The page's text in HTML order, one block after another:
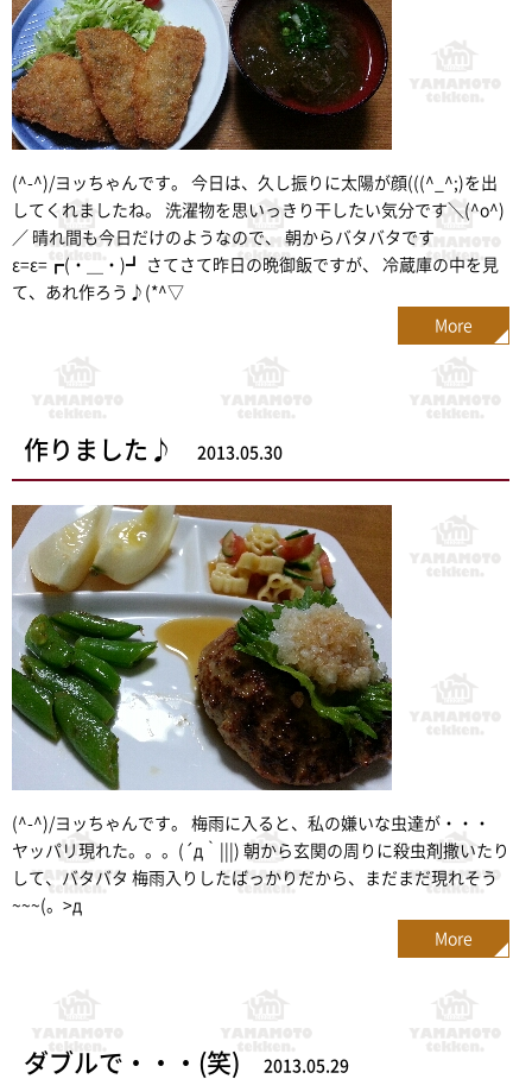
(^-^)/ヨッちゃんです。 今日は、久し振りに太陽が顔(((^_^;)を出
してくれましたね。 洗濯物を思いっきり干したい気分です＼(^o^)
／ 晴れ間も今日だけのようなので、 朝からバタバタです
ε=ε=┏(・＿・)┛ さてさて昨日の晩御飯ですが、 冷蔵庫の中を見
て、あれ作ろう♪(*^▽
More
作りました♪ 2013.05.30
(^-^)/ヨッちゃんです。 梅雨に入ると、私の嫌いな虫達が・・・
ヤッパリ現れた。。。(´д｀|||) 朝から玄関の周りに殺虫剤撒いたり
して、バタバタ 梅雨入りしたばっかりだから、まだまだ現れそう
~~~(。>д
More
ダブルで・・・(笑) 2013.05.29